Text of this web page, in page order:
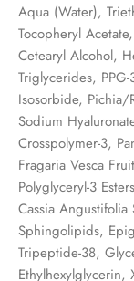
Aqua (Water),
Tocopheryl
Cetearyl Alcohol,
Triglycerides,
Isosorbide, Pichia/
Sodium
Crosspolymer-3,
Fragaria Vesca
Polyglyceryl-3
Cassia
Sphingolipids,
Tripeptide-38,
Ethylhexylglycerin,